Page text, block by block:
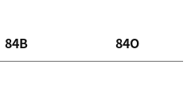
84B 84O